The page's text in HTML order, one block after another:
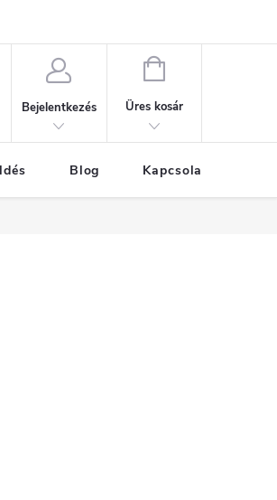
Bejelentkezés
KOSÁR
Üres kosár
Blog Kapcsolat